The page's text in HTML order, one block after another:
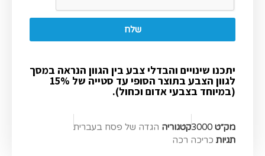
שלח
יתכנו שינויים והבדלי צבע בין הגוון הנראה במסך
לגוון הצבע בתוצר הסופי עד סטייה של 15%
(במיוחד בצבעי אדום וכחול).
מק״ט 3000קטגוריה הגדה של פסח בעברית​
תגיות כריכה רכה